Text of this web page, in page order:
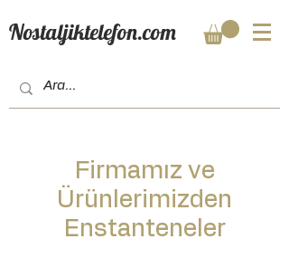
Nostaljiktelefon.com
Firmamız ve
Ürünlerimizden
Enstanteneler